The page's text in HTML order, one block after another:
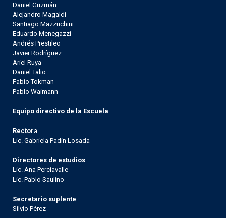
Daniel Guzmán
Alejandro Magaldi
Santiago Mazzuchini
Eduardo Menegazzi
Andrés Prestileo
Javier Rodríguez
Ariel Ruya
Daniel Talio
Fabio Tokman
Pablo Waimann
Equipo directivo de la Escuela
Rectora
Lic. Gabriela Padín Losada
Directores de estudios
Lic. Ana Perciavalle
Lic. Pablo Saulino
Secretario suplente
Silvio Pérez